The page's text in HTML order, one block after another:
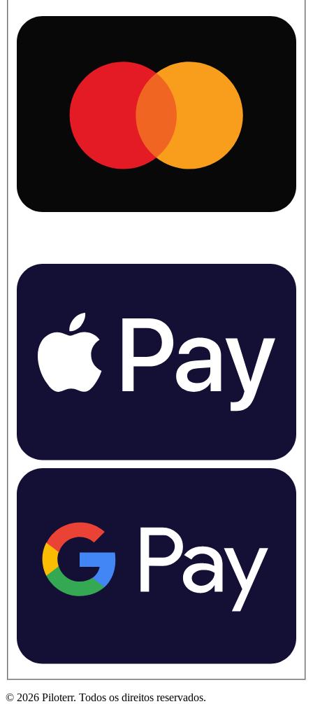
© 2026 Piloterr. Todos os direitos reservados.